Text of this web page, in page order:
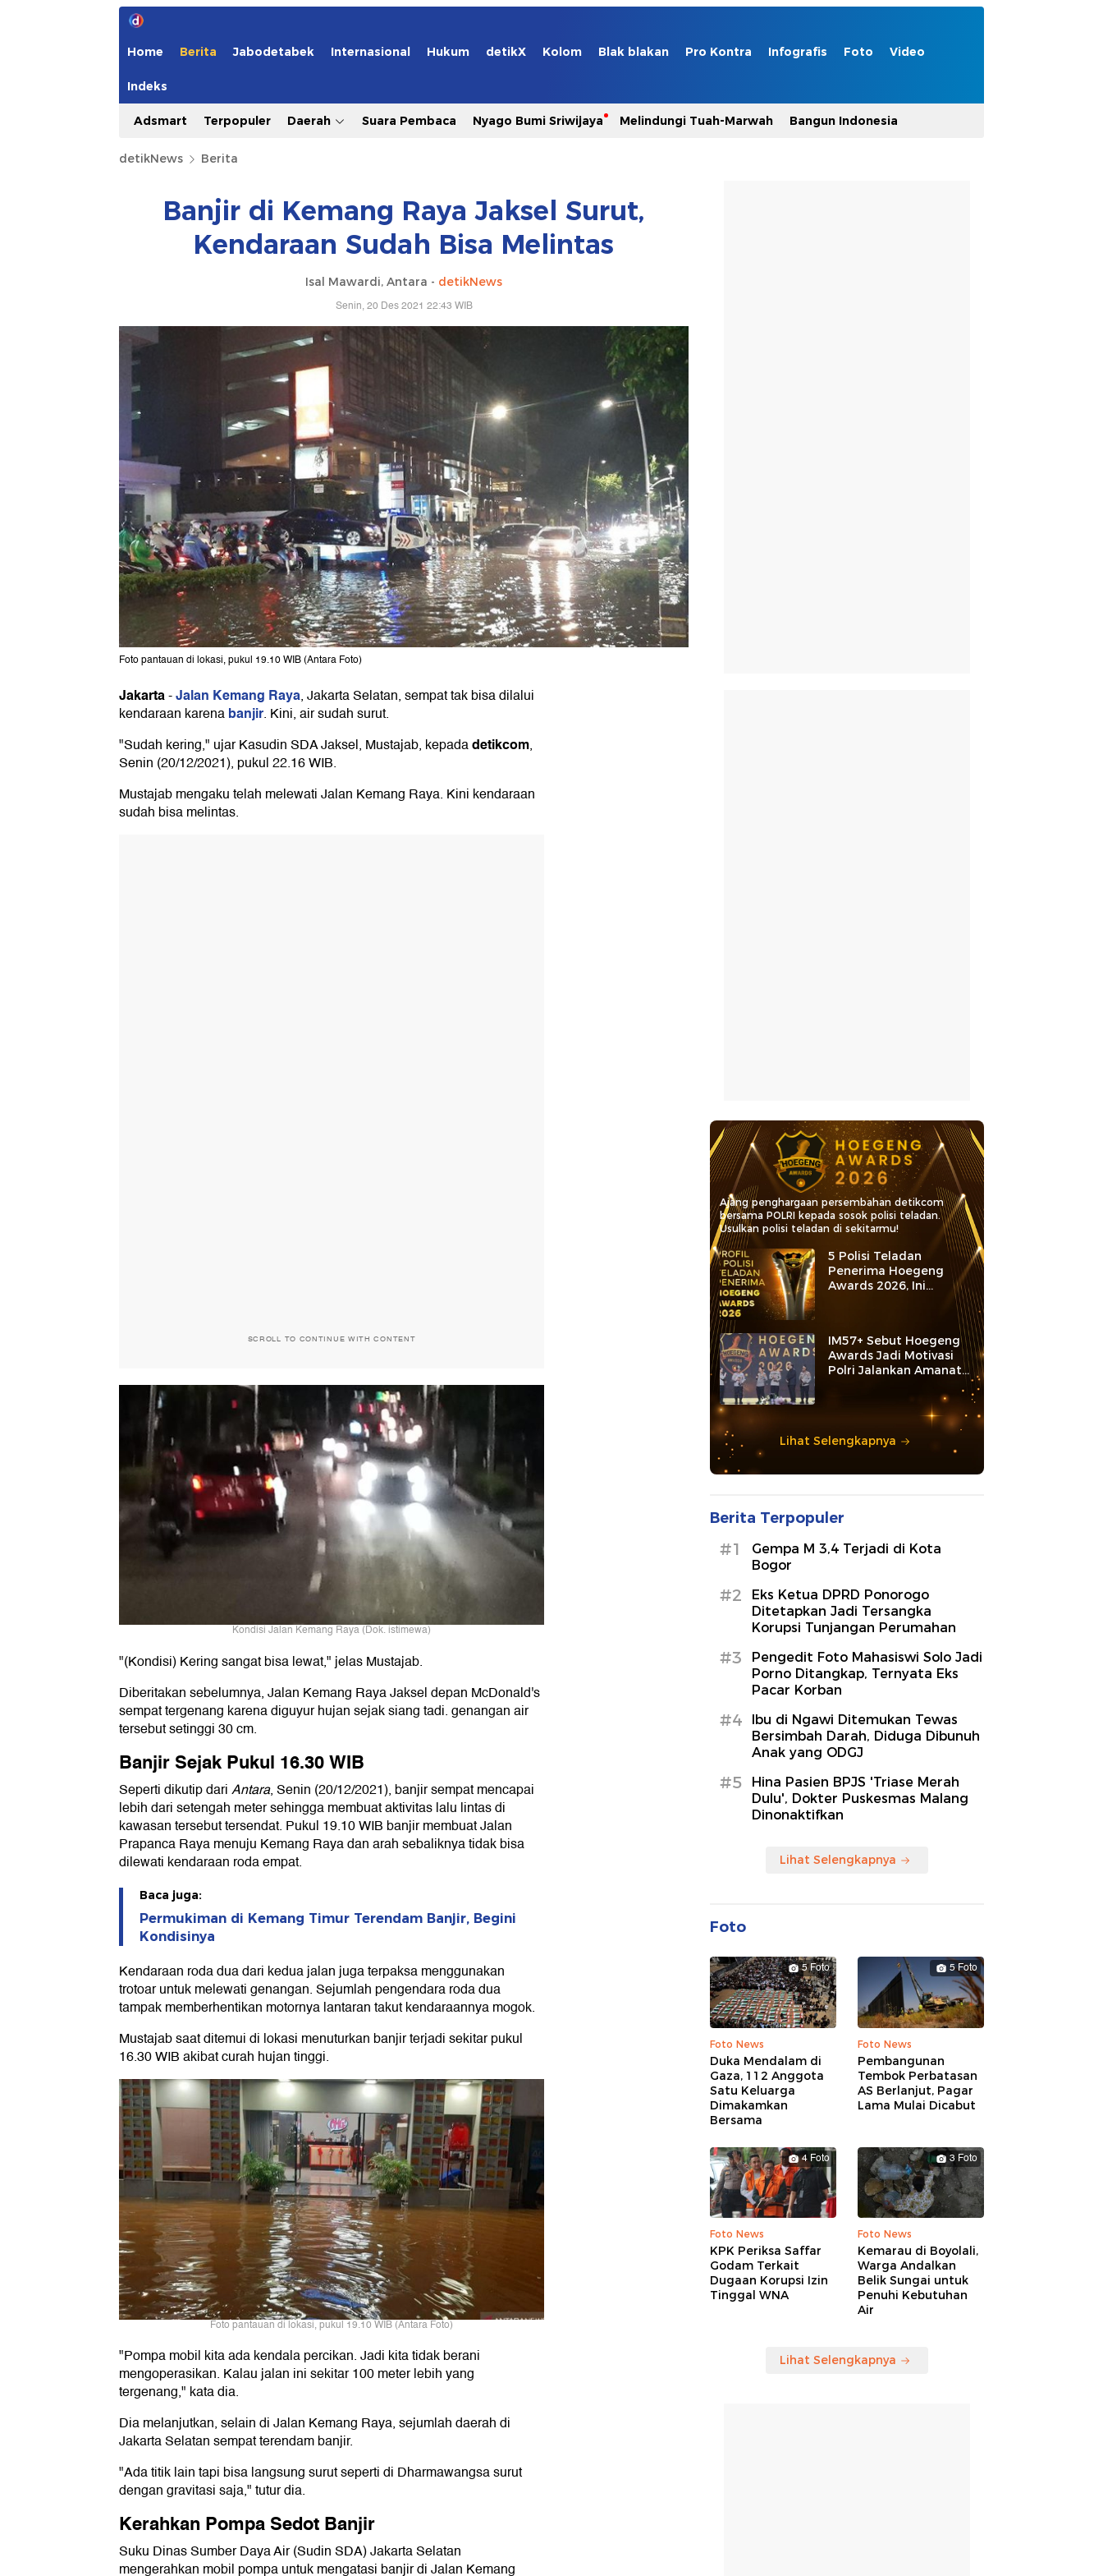
Home Berita Jabodetabek Internasional Hukum detikX Kolom Blak blakan Pro Kontra Infografis Foto Video
Indeks
Adsmart Terpopuler Daerah Suara Pembaca Nyago Bumi Sriwijaya Melindungi Tuah-Marwah Bangun Indonesia
detikNews Berita
Banjir di Kemang Raya Jaksel Surut,
Kendaraan Sudah Bisa Melintas
Isal Mawardi, Antara - detikNews
Senin, 20 Des 2021 22:43 WIB
Foto pantauan di lokasi, pukul 19.10 WIB (Antara Foto)
Jakarta-Jalan Kemang Raya, Jakarta Selatan, sempat tak bisa dilalui
kendaraan karenabanjir. Kini, air sudah surut.
"Sudah kering," ujar Kasudin SDA Jaksel, Mustajab, kepadadetikcom,
Senin (20/12/2021), pukul 22.16 WIB.
Mustajab mengaku telah melewati Jalan Kemang Raya. Kini kendaraan
sudah bisa melintas.
SCROLL TO CONTINUE WITH CONTENT
Kondisi Jalan Kemang Raya (Dok. istimewa)
"(Kondisi) Kering sangat bisa lewat," jelas Mustajab.
Diberitakan sebelumnya, Jalan Kemang Raya Jaksel depan McDonald's
sempat tergenang karena diguyur hujan sejak siang tadi. genangan air
tersebut setinggi 30 cm.
Banjir Sejak Pukul 16.30 WIB
Seperti dikutip dariAntara, Senin (20/12/2021), banjir sempat mencapai
lebih dari setengah meter sehingga membuat aktivitas lalu lintas di
kawasan tersebut tersendat. Pukul 19.10 WIB banjir membuat Jalan
Prapanca Raya menuju Kemang Raya dan arah sebaliknya tidak bisa
dilewati kendaraan roda empat.
Baca juga:
Permukiman di Kemang Timur Terendam Banjir, Begini
Kondisinya
Kendaraan roda dua dari kedua jalan juga terpaksa menggunakan
trotoar untuk melewati genangan. Sejumlah pengendara roda dua
tampak memberhentikan motornya lantaran takut kendaraannya mogok.
Mustajab saat ditemui di lokasi menuturkan banjir terjadi sekitar pukul
16.30 WIB akibat curah hujan tinggi.
Foto pantauan di lokasi, pukul 19.10 WIB (Antara Foto)
"Pompa mobil kita ada kendala percikan. Jadi kita tidak berani
mengoperasikan. Kalau jalan ini sekitar 100 meter lebih yang
tergenang," kata dia.
Dia melanjutkan, selain di Jalan Kemang Raya, sejumlah daerah di
Jakarta Selatan sempat terendam banjir.
"Ada titik lain tapi bisa langsung surut seperti di Dharmawangsa surut
dengan gravitasi saja," tutur dia.
Kerahkan Pompa Sedot Banjir
Suku Dinas Sumber Daya Air (Sudin SDA) Jakarta Selatan
mengerahkan mobil pompa untuk mengatasi banjir di Jalan Kemang
Ajang penghargaan persembahan detikcom
bersama POLRI kepada sosok polisi teladan.
Usulkan polisi teladan di sekitarmu!
5 Polisi Teladan
Penerima Hoegeng
Awards 2026, Ini
Kategori dan Kiprahnya
IM57+ Sebut Hoegeng
Awards Jadi Motivasi
Polri Jalankan Amanat
Lihat Selengkapnya
Berita Terpopuler
#1
Gempa M 3,4 Terjadi di Kota
Bogor
#2
Eks Ketua DPRD Ponorogo
Ditetapkan Jadi Tersangka
Korupsi Tunjangan Perumahan
#3
Pengedit Foto Mahasiswi Solo Jadi
Porno Ditangkap, Ternyata Eks
Pacar Korban
#4
Ibu di Ngawi Ditemukan Tewas
Bersimbah Darah, Diduga Dibunuh
Anak yang ODGJ
#5
Hina Pasien BPJS 'Triase Merah
Dulu', Dokter Puskesmas Malang
Dinonaktifkan
Lihat Selengkapnya
Foto
5 Foto
Foto News
Duka Mendalam di
Gaza, 112 Anggota
Satu Keluarga
Dimakamkan
Bersama
5 Foto
Foto News
Pembangunan
Tembok Perbatasan
AS Berlanjut, Pagar
Lama Mulai Dicabut
4 Foto
Foto News
KPK Periksa Saffar
Godam Terkait
Dugaan Korupsi Izin
Tinggal WNA
3 Foto
Foto News
Kemarau di Boyolali,
Warga Andalkan
Belik Sungai untuk
Penuhi Kebutuhan
Air
Lihat Selengkapnya